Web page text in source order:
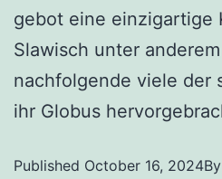
gebot eine einzigartige
Slawisch unter
nachfolgende viele der
ihr Globus
Published October 16, 2024By